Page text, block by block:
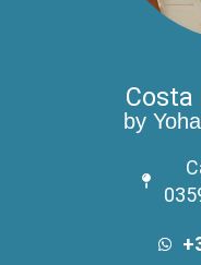
Costa
by